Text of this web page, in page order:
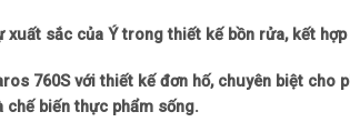
xuất sắc của Ý trong thiết kế bồn rửa, kết
760S với thiết kế đơn hố, chuyên biệt
chế biến thực phẩm sống.